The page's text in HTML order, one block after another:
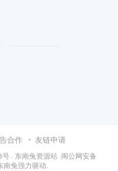
合作 友链申请
号 · 东南兔资源站 ·闽公网安备
南兔强力驱动.